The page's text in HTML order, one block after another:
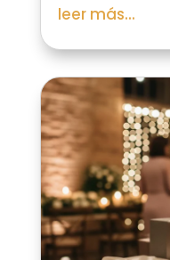
leer más...